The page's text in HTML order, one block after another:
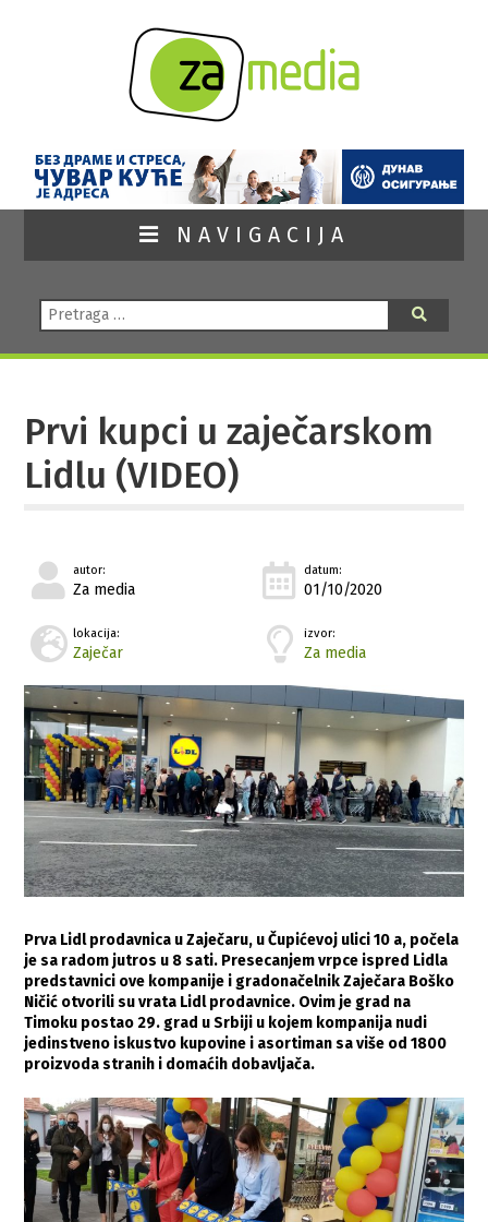
NAVIGACIJA
Pretraga:
Prvi kupci u zaječarskom
Lidlu (VIDEO)
autor:
Za media
datum:
01/10/2020
lokacija:
Zaječar
izvor:
Za media
Prva Lidl prodavnica u Zaječaru, u Čupićevoj ulici 10 a, počela
je sa radom jutros u 8 sati. Presecanjem vrpce ispred Lidla
predstavnici ove kompanije i gradonačelnik Zaječara Boško
Ničić otvorili su vrata Lidl prodavnice. Ovim je grad na
Timoku postao 29. grad u Srbiji u kojem kompanija nudi
jedinstveno iskustvo kupovine i asortiman sa više od 1800
proizvoda stranih i domaćih dobavljača.